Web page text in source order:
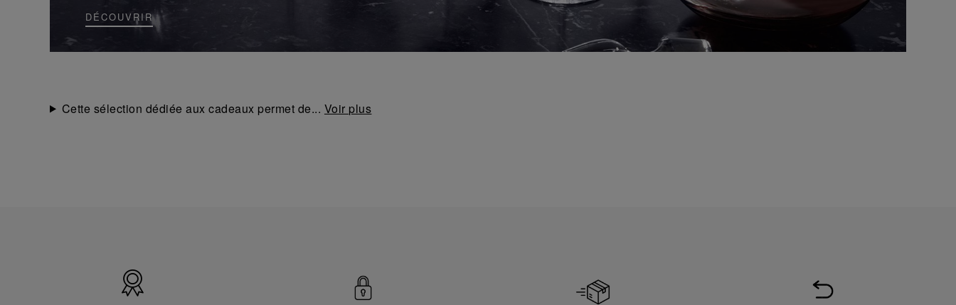
DÉCOUVRIR
Cette sélection dédiée aux cadeaux permet de...
France